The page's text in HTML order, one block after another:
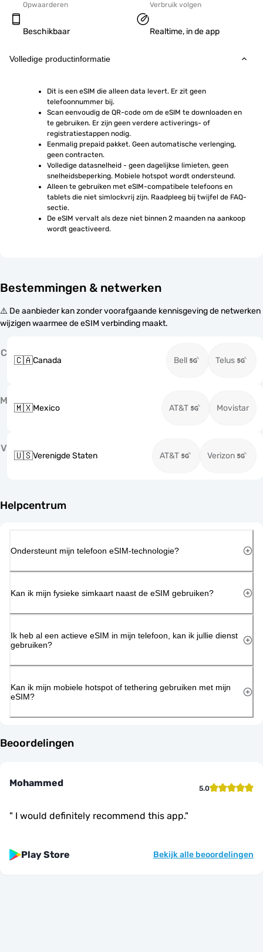
Opwaarderen
Beschikbaar
Verbruik volgen
Realtime, in de app
Volledige productinformatie
Dit is een eSIM die alleen data levert. Er zit geen
telefoonnummer bij.
Scan eenvoudig de QR-code om de eSIM te downloaden en
te gebruiken. Er zijn geen verdere activerings- of
registratiestappen nodig.
Eenmalig prepaid pakket. Geen automatische verlenging,
geen contracten.
Volledige datasnelheid - geen dagelijkse limieten, geen
snelheidsbeperking. Mobiele hotspot wordt ondersteund.
Alleen te gebruiken met eSIM-compatibele telefoons en
tablets die niet simlockvrij zijn. Raadpleeg bij twijfel de FAQ-
sectie.
De eSIM vervalt als deze niet binnen 2 maanden na aankoop
wordt geactiveerd.
Bestemmingen & netwerken
⚠️ De aanbieder kan zonder voorafgaande kennisgeving de netwerken
wijzigen waarmee de eSIM verbinding maakt.
C
🇨🇦Canada Bell Telus
M
🇲🇽Mexico AT&T Movistar
V
🇺🇸Verenigde Staten AT&T Verizon
Helpcentrum
Ondersteunt mijn telefoon eSIM-technologie?
Kan ik mijn fysieke simkaart naast de eSIM gebruiken?
Ik heb al een actieve eSIM in mijn telefoon, kan ik jullie dienst
gebruiken?
Kan ik mijn mobiele hotspot of tethering gebruiken met mijn
eSIM?
Beoordelingen
Mohammed 5.0
" I would definitely recommend this app."
Play Store Bekijk alle beoordelingen